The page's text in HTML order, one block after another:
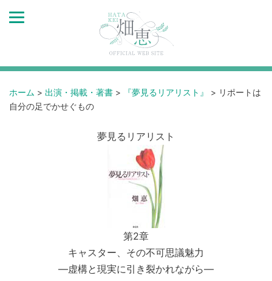
ホーム > 出演・掲載・著書 > 『夢見るリアリスト』 > リポートは
自分の足でかせぐもの
夢見るリアリスト
第2章
キャスター、その不可思議魅力
―虚構と現実に引き裂かれながら―